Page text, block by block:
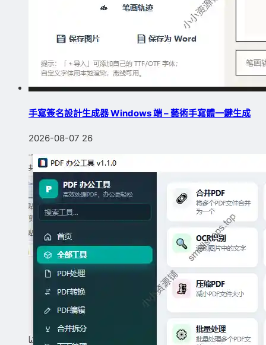
手寫簽名設計生成器 Windows 端 – 藝術手寫體一鍵生成
2026-08-07 26